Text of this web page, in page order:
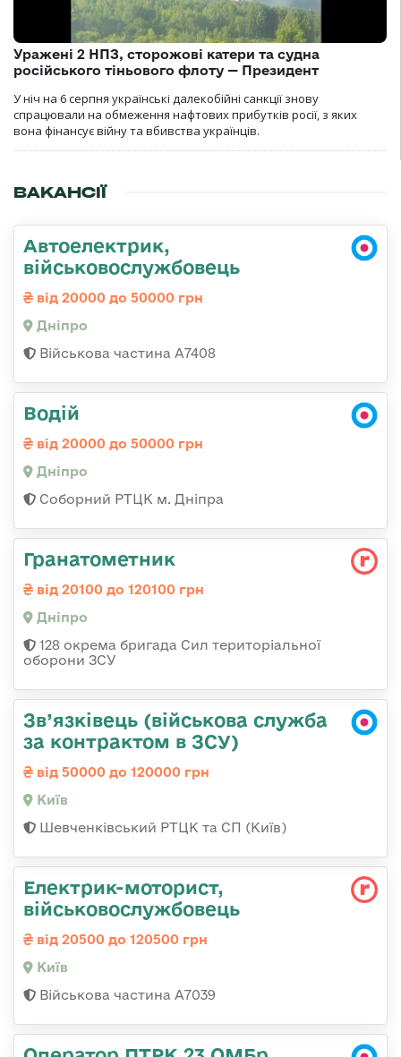
Уражені 2 НПЗ, сторожові катери та судна
російського тіньового флоту — Президент
У ніч на 6 серпня українські далекобійні санкції знову
спрацювали на обмеження нафтових прибутків росії, з яких
вона фінансує війну та вбивства українців.
ВАКАНСІЇ
Автоелектрик,
військовослужбовець
від 20000 до 50000 грн
Дніпро
Військова частина А7408
Водій
від 20000 до 50000 грн
Дніпро
Соборний РТЦК м. Дніпра
Гранатометник
від 20100 до 120100 грн
Дніпро
128 окрема бригада Сил територіальної
оборони ЗСУ
Зв’язківець (військова служба
за контрактом в ЗСУ)
від 50000 до 120000 грн
Київ
Шевченківський РТЦК та СП (Київ)
Електрик-моторист,
військовослужбовець
від 20500 до 120500 грн
Київ
Військова частина А7039